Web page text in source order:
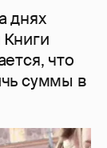
днях
что
суммы в